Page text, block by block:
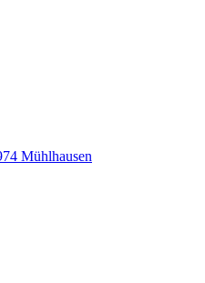
Mühlhausen